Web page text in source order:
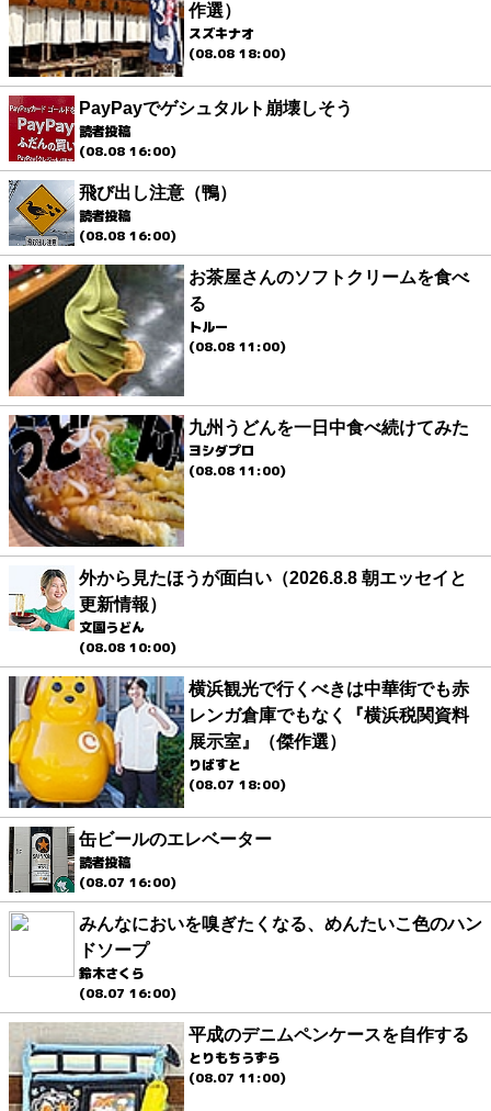
作選）
スズキナオ
(08.08 18:00)
PayPayでゲシュタルト崩壊しそう
読者投稿
(08.08 16:00)
飛び出し注意（鴨）
読者投稿
(08.08 16:00)
お茶屋さんのソフトクリームを食べ
る
トルー
(08.08 11:00)
九州うどんを一日中食べ続けてみた
ヨシダプロ
(08.08 11:00)
外から見たほうが面白い（2026.8.8 朝エッセイと
更新情報）
文園うどん
(08.08 10:00)
横浜観光で行くべきは中華街でも赤
レンガ倉庫でもなく『横浜税関資料
展示室』（傑作選）
りばすと
(08.07 18:00)
缶ビールのエレベーター
読者投稿
(08.07 16:00)
みんなにおいを嗅ぎたくなる、めんたいこ色のハン
ドソープ
鈴木さくら
(08.07 16:00)
平成のデニムペンケースを自作する
とりもちうずら
(08.07 11:00)